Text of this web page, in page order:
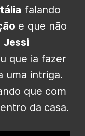
falando
e que não
Jessi
que ia fazer
uma intriga.
que com
da casa.